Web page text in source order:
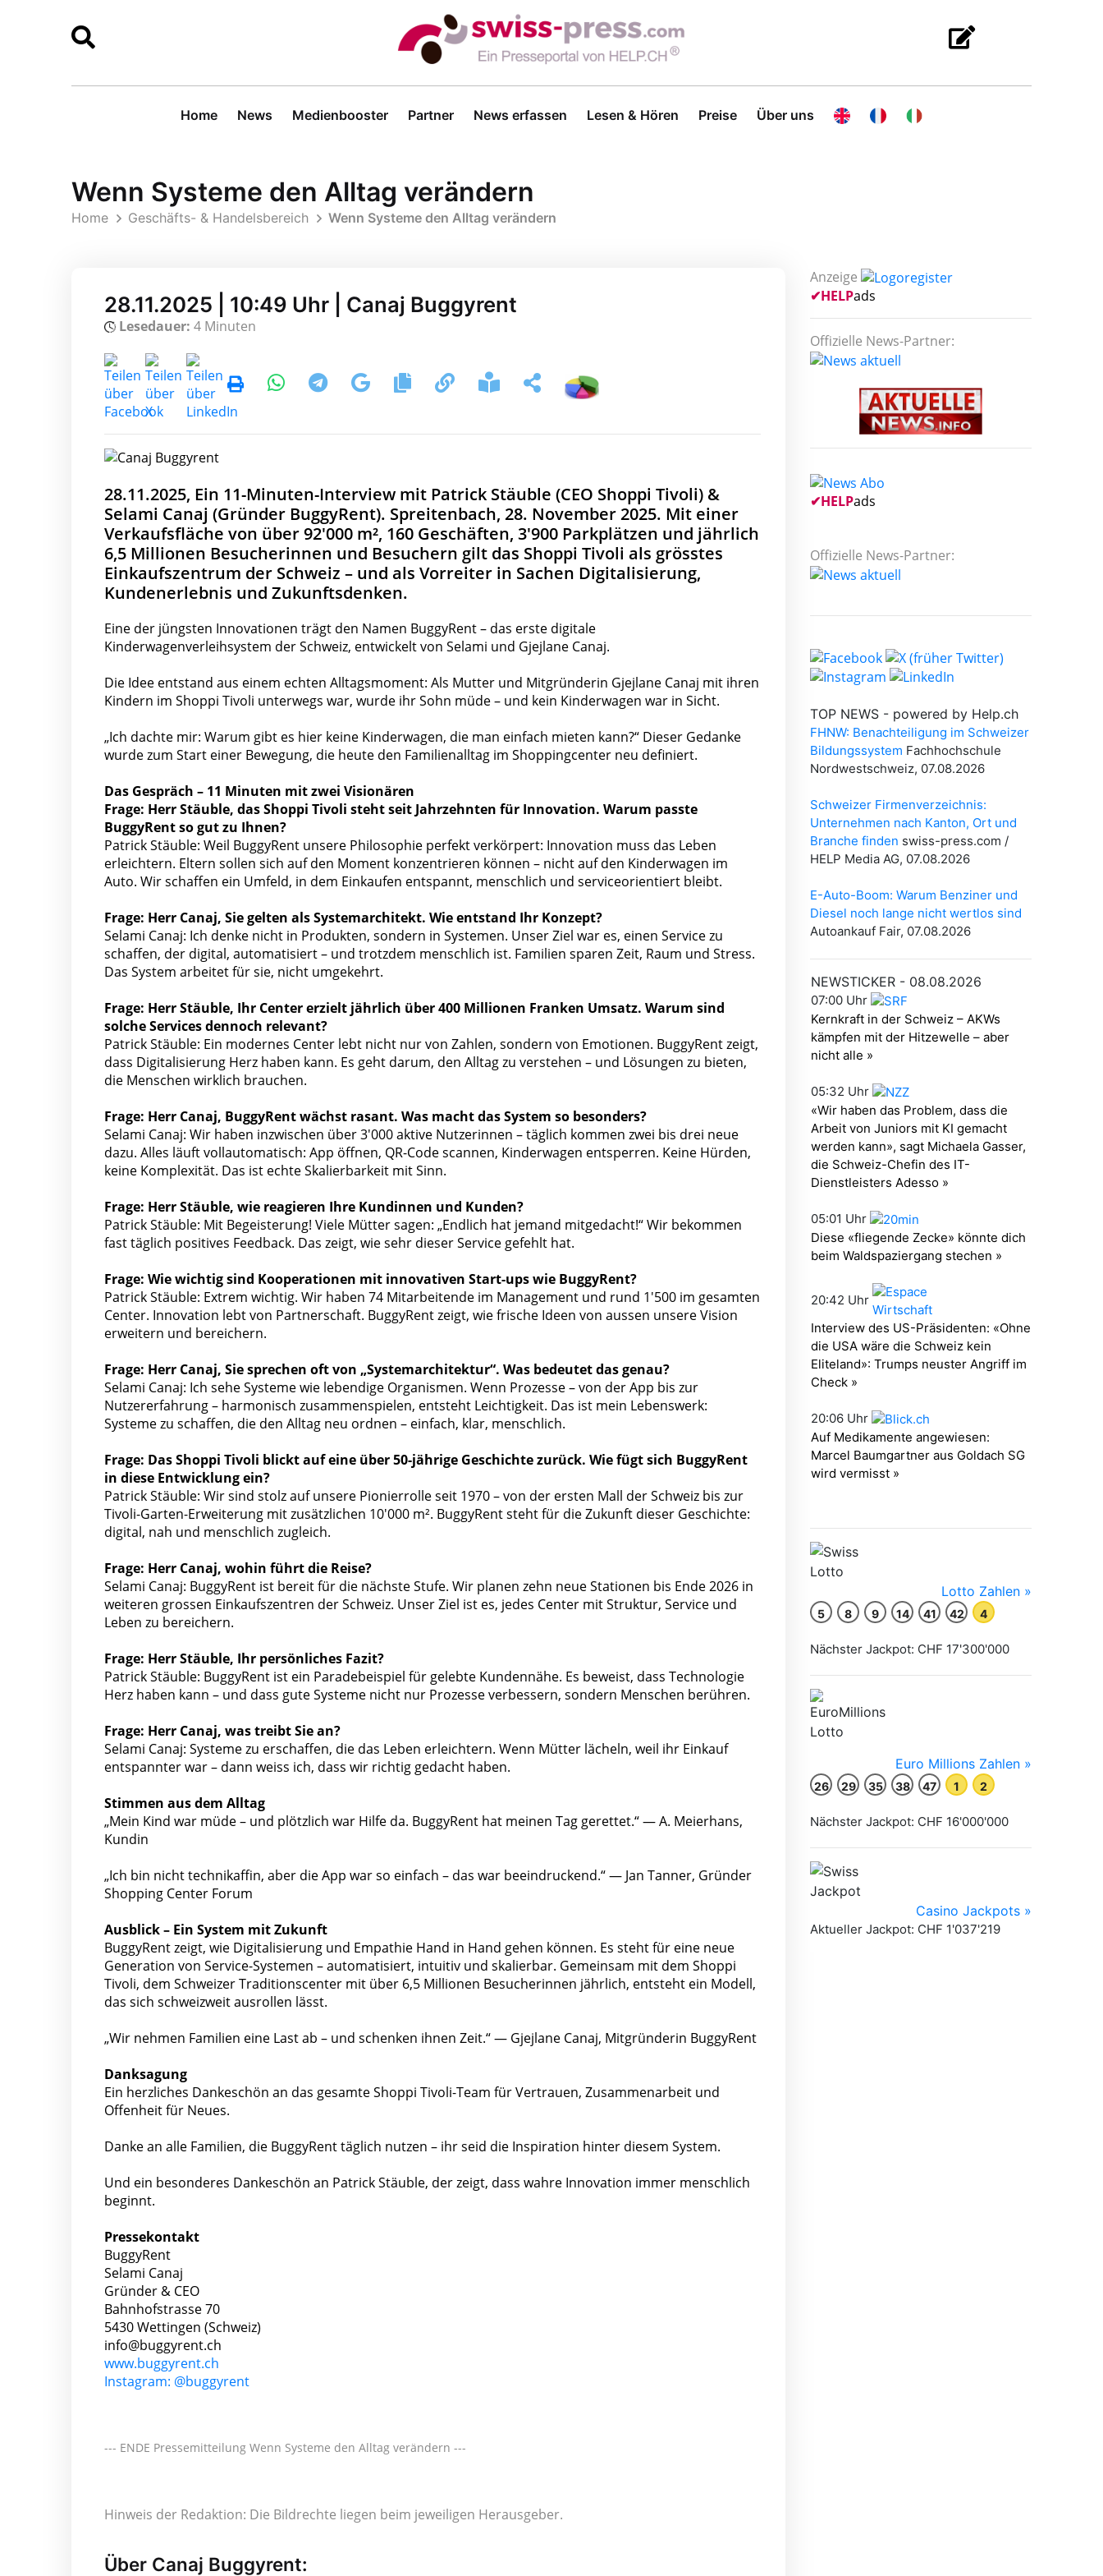
Home News Medienbooster Partner News erfassen Lesen & Hören Preise Über uns
Wenn Systeme den Alltag verändern
Home Geschäfts- & Handelsbereich Wenn Systeme den Alltag verändern
28.11.2025 | 10:49 Uhr | Canaj Buggyrent
Lesedauer: 4 Minuten
28.11.2025, Ein 11-Minuten-Interview mit Patrick Stäuble (CEO Shoppi Tivoli) &
Selami Canaj (Gründer BuggyRent). Spreitenbach, 28. November 2025. Mit einer
Verkaufsfläche von über 92'000 m², 160 Geschäften, 3'900 Parkplätzen und jährlich
6,5 Millionen Besucherinnen und Besuchern gilt das Shoppi Tivoli als grösstes
Einkaufszentrum der Schweiz – und als Vorreiter in Sachen Digitalisierung,
Kundenerlebnis und Zukunftsdenken.
Eine der jüngsten Innovationen trägt den Namen BuggyRent – das erste digitale
Kinderwagenverleihsystem der Schweiz, entwickelt von Selami und Gjejlane Canaj.
Die Idee entstand aus einem echten Alltagsmoment: Als Mutter und Mitgründerin Gjejlane Canaj mit ihren
Kindern im Shoppi Tivoli unterwegs war, wurde ihr Sohn müde – und kein Kinderwagen war in Sicht.
„Ich dachte mir: Warum gibt es hier keine Kinderwagen, die man einfach mieten kann?“ Dieser Gedanke
wurde zum Start einer Bewegung, die heute den Familienalltag im Shoppingcenter neu definiert.
Das Gespräch – 11 Minuten mit zwei Visionären
Frage: Herr Stäuble, das Shoppi Tivoli steht seit Jahrzehnten für Innovation. Warum passte
BuggyRent so gut zu Ihnen?
Patrick Stäuble: Weil BuggyRent unsere Philosophie perfekt verkörpert: Innovation muss das Leben
erleichtern. Eltern sollen sich auf den Moment konzentrieren können – nicht auf den Kinderwagen im
Auto. Wir schaffen ein Umfeld, in dem Einkaufen entspannt, menschlich und serviceorientiert bleibt.
Frage: Herr Canaj, Sie gelten als Systemarchitekt. Wie entstand Ihr Konzept?
Selami Canaj: Ich denke nicht in Produkten, sondern in Systemen. Unser Ziel war es, einen Service zu
schaffen, der digital, automatisiert – und trotzdem menschlich ist. Familien sparen Zeit, Raum und Stress.
Das System arbeitet für sie, nicht umgekehrt.
Frage: Herr Stäuble, Ihr Center erzielt jährlich über 400 Millionen Franken Umsatz. Warum sind
solche Services dennoch relevant?
Patrick Stäuble: Ein modernes Center lebt nicht nur von Zahlen, sondern von Emotionen. BuggyRent zeigt,
dass Digitalisierung Herz haben kann. Es geht darum, den Alltag zu verstehen – und Lösungen zu bieten,
die Menschen wirklich brauchen.
Frage: Herr Canaj, BuggyRent wächst rasant. Was macht das System so besonders?
Selami Canaj: Wir haben inzwischen über 3'000 aktive Nutzerinnen – täglich kommen zwei bis drei neue
dazu. Alles läuft vollautomatisch: App öffnen, QR-Code scannen, Kinderwagen entsperren. Keine Hürden,
keine Komplexität. Das ist echte Skalierbarkeit mit Sinn.
Frage: Herr Stäuble, wie reagieren Ihre Kundinnen und Kunden?
Patrick Stäuble: Mit Begeisterung! Viele Mütter sagen: „Endlich hat jemand mitgedacht!“ Wir bekommen
fast täglich positives Feedback. Das zeigt, wie sehr dieser Service gefehlt hat.
Frage: Wie wichtig sind Kooperationen mit innovativen Start-ups wie BuggyRent?
Patrick Stäuble: Extrem wichtig. Wir haben 74 Mitarbeitende im Management und rund 1'500 im gesamten
Center. Innovation lebt von Partnerschaft. BuggyRent zeigt, wie frische Ideen von aussen unsere Vision
erweitern und bereichern.
Frage: Herr Canaj, Sie sprechen oft von „Systemarchitektur“. Was bedeutet das genau?
Selami Canaj: Ich sehe Systeme wie lebendige Organismen. Wenn Prozesse – von der App bis zur
Nutzererfahrung – harmonisch zusammenspielen, entsteht Leichtigkeit. Das ist mein Lebenswerk:
Systeme zu schaffen, die den Alltag neu ordnen – einfach, klar, menschlich.
Frage: Das Shoppi Tivoli blickt auf eine über 50-jährige Geschichte zurück. Wie fügt sich BuggyRent
in diese Entwicklung ein?
Patrick Stäuble: Wir sind stolz auf unsere Pionierrolle seit 1970 – von der ersten Mall der Schweiz bis zur
Tivoli-Garten-Erweiterung mit zusätzlichen 10'000 m². BuggyRent steht für die Zukunft dieser Geschichte:
digital, nah und menschlich zugleich.
Frage: Herr Canaj, wohin führt die Reise?
Selami Canaj: BuggyRent ist bereit für die nächste Stufe. Wir planen zehn neue Stationen bis Ende 2026 in
weiteren grossen Einkaufszentren der Schweiz. Unser Ziel ist es, jedes Center mit Struktur, Service und
Leben zu bereichern.
Frage: Herr Stäuble, Ihr persönliches Fazit?
Patrick Stäuble: BuggyRent ist ein Paradebeispiel für gelebte Kundennähe. Es beweist, dass Technologie
Herz haben kann – und dass gute Systeme nicht nur Prozesse verbessern, sondern Menschen berühren.
Frage: Herr Canaj, was treibt Sie an?
Selami Canaj: Systeme zu erschaffen, die das Leben erleichtern. Wenn Mütter lächeln, weil ihr Einkauf
entspannter war – dann weiss ich, dass wir richtig gedacht haben.
Stimmen aus dem Alltag
„Mein Kind war müde – und plötzlich war Hilfe da. BuggyRent hat meinen Tag gerettet.“ — A. Meierhans,
Kundin
„Ich bin nicht technikaffin, aber die App war so einfach – das war beeindruckend.“ — Jan Tanner, Gründer
Shopping Center Forum
Ausblick – Ein System mit Zukunft
BuggyRent zeigt, wie Digitalisierung und Empathie Hand in Hand gehen können. Es steht für eine neue
Generation von Service-Systemen – automatisiert, intuitiv und skalierbar. Gemeinsam mit dem Shoppi
Tivoli, dem Schweizer Traditionscenter mit über 6,5 Millionen Besucherinnen jährlich, entsteht ein Modell,
das sich schweizweit ausrollen lässt.
„Wir nehmen Familien eine Last ab – und schenken ihnen Zeit.“ — Gjejlane Canaj, Mitgründerin BuggyRent
Danksagung
Ein herzliches Dankeschön an das gesamte Shoppi Tivoli-Team für Vertrauen, Zusammenarbeit und
Offenheit für Neues.
Danke an alle Familien, die BuggyRent täglich nutzen – ihr seid die Inspiration hinter diesem System.
Und ein besonderes Dankeschön an Patrick Stäuble, der zeigt, dass wahre Innovation immer menschlich
beginnt.
Pressekontakt
BuggyRent
Selami Canaj
Gründer & CEO
Bahnhofstrasse 70
5430 Wettingen (Schweiz)
info@buggyrent.ch
www.buggyrent.ch
Instagram: @buggyrent
--- ENDE Pressemitteilung Wenn Systeme den Alltag verändern ---
Hinweis der Redaktion: Die Bildrechte liegen beim jeweiligen Herausgeber.
Über Canaj Buggyrent:
Anzeige
✔HELPads
Offizielle News-Partner:
✔HELPads
Offizielle News-Partner: